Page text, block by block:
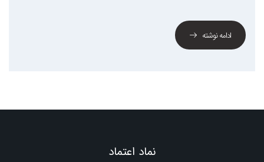
ادامه نوشته
نماد اعتماد